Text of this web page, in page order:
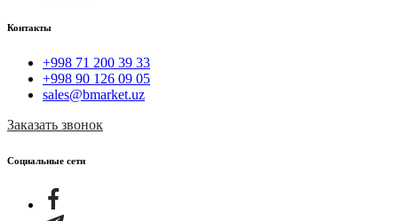
Контакты
+998 71 200 39 33
+998 90 126 09 05
sales@bmarket.uz
Заказать звонок
Социальные сети